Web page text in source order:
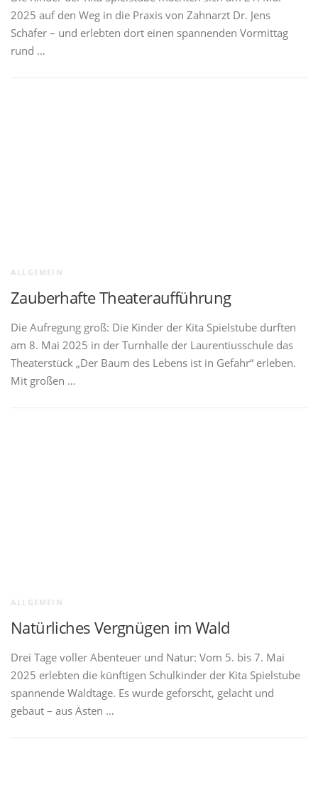
2025 auf den Weg in die Praxis von Zahnarzt Dr. Jens
Schäfer – und erlebten dort einen spannenden Vormittag
rund …
ALLGEMEIN
Zauberhafte Theateraufführung
Die Aufregung groß: Die Kinder der Kita Spielstube durften
am 8. Mai 2025 in der Turnhalle der Laurentiusschule das
Theaterstück „Der Baum des Lebens ist in Gefahr“ erleben.
Mit großen …
ALLGEMEIN
Natürliches Vergnügen im Wald
Drei Tage voller Abenteuer und Natur: Vom 5. bis 7. Mai
2025 erlebten die künftigen Schulkinder der Kita Spielstube
spannende Waldtage. Es wurde geforscht, gelacht und
gebaut – aus Ästen …